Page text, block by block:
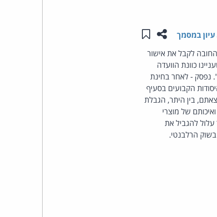
שתפו עמוד זה
שמור ב"תכנים שלי"
עיון במסמך
למתן פטור מן החובה לקבל את אישור
כוונת הוועדה
נפסק - לאחר בחינת
הקבועים בסעיף
בין היתר, הגבלת
של מוצרי
להגביל את
הרלבנטי.